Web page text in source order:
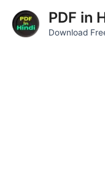
content
PDF in
Download
navigation